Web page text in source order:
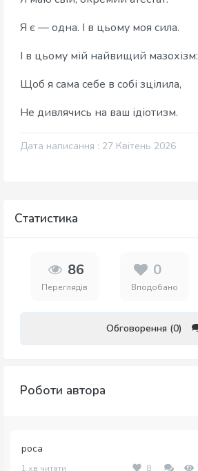
Я є — одна. І в цьому моя сила.
І в цьому мій найвищий мазохізм:
Щоб я сама себе в собі зцілила,
Не дивлячись на ваш ідіотизм.
Дата написання : 27 Квітень 2026
Статистика
86
Переглядів
0
Вподобано
Обговорення (0)
Роботи автора
роса
1 хв читати 8